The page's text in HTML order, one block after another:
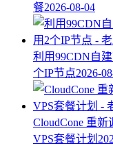
餐2026-08-04
利用99CDN自
个IP节点2026-
CloudCone 重
VPS套餐计划